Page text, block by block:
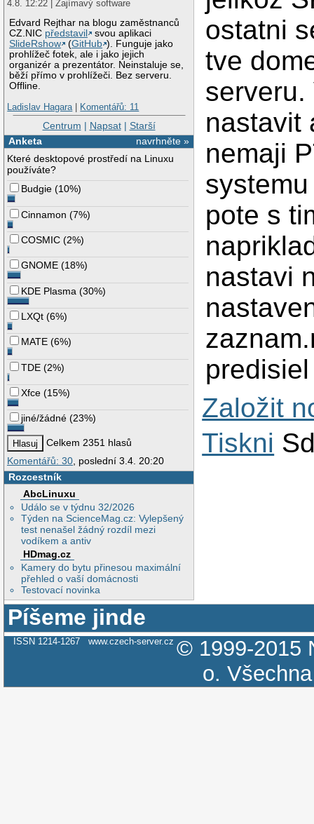
4.8. 12:22 | Zajímavý software
Edvard Rejthar na blogu zaměstnanců
CZ.NIC představil
svou aplikaci
SlideRshow
(GitHub ). Funguje jako
prohlížeč fotek, ale i jako jejich
organizér a prezentátor. Neinstaluje se,
běží přímo v prohlížeči. Bez serveru.
Offline.
Ladislav Hagara| Komentářů: 11
Centrum | Napsat| Starší
navrhněte »
Anketa
Které desktopové prostředí na Linuxu
používáte?
Budgie (10%)
Cinnamon (7%)
COSMIC (2%)
GNOME (18%)
KDE Plasma (30%)
LXQt (6%)
MATE (6%)
TDE (2%)
Xfce (15%)
jiné/žádné (23%)
Celkem 2351 hlasů
Komentářů: 30 , poslední 3.4. 20:20
Rozcestník
AbcLinuxu
Událo se v týdnu 32/2026
Týden na ScienceMag.cz: Vylepšený
test nenašel žádný rozdíl mezi
vodíkem a antiv
HDmag.cz
Kamery do bytu přinesou maximální
přehled o vaší domácnosti
Testovací novinka
ostatni
tve
serveru.
nastavit
nemaji
pote s
nastavi
Založit
Tiskni
Píšeme jinde
ISSN 1214-1267 www.czech-server.cz © 1999-2015
o.